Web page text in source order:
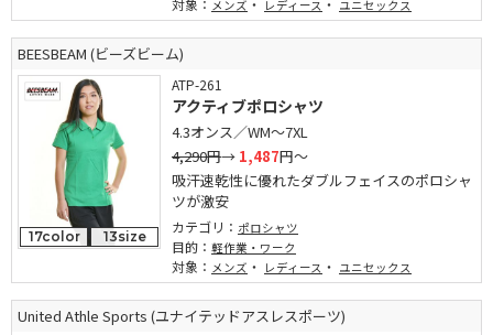
メンズ レディース ユニセックス
BEESBEAM (ビーズビーム)
17color 13size
ATP-261
アクティブポロシャツ
4.3オンス／WM～7XL
4,290円→ 1,487円～
吸汗速乾性に優れたダブルフェイスのポロシャ
ツが激安
カテゴリ： ポロシャツ
目的： 軽作業・ワーク
対象： メンズ ・ レディース ・ ユニセックス
United Athle Sports (ユナイテッドアスレスポーツ)